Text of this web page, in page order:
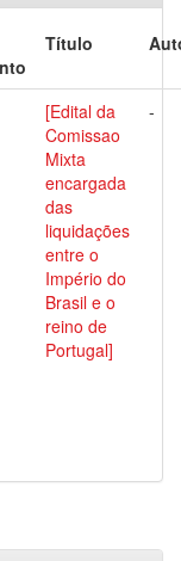
Título
[Edital da
Comissao
Mixta
encargada
das
liquidações
entre o
Império do
Brasil e o
reino de
Portugal]
-